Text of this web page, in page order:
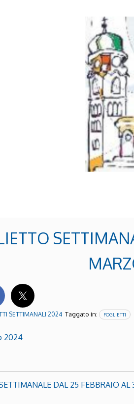
SETTIMANALI 2024 Taggato in: FOGLIETTI
2024
DAL 25 FEBBRAIO AL